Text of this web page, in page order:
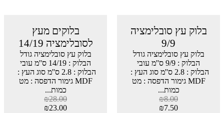
בלוק עץ סובלימציה
9/9
בלוק עץ סובלימציה גודל
הבלוק : 9/9 ס''מ עובי
הבלוק : 2.8 ס''מ סוג העץ :
MDF גימור הדפסה : מט
כמות...
₪8.00
₪7.50
בלוקים מעץ
לסובלימציה 14/19
בלוק עץ סובלימציה גודל
הבלוק : 14/19 ס''מ עובי
הבלוק : 2.8 ס''מ סוג העץ :
MDF גימור הדפסה : מט
כמות...
₪28.00
₪23.00